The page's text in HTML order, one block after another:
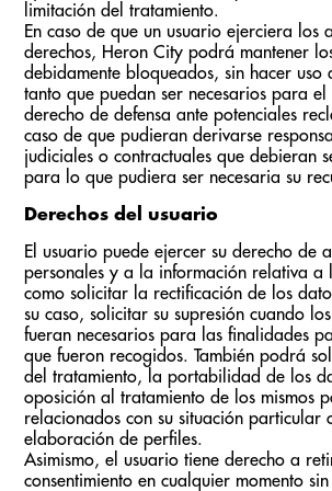
limitación del tratamiento.
En caso de que un usuario ejerciera los
derechos, Heron City podrá mantener
debidamente bloqueados, sin hacer uso
tanto que puedan ser necesarios para el
derecho de defensa ante potenciales
caso de que pudieran derivarse
judiciales o contractuales que debieran
para lo que pudiera ser necesaria su
Derechos del usuario
El usuario puede ejercer su derecho de
personales y a la información relativa a
como solicitar la rectificación de los
su caso, solicitar su supresión cuando
fueran necesarios para las finalidades
que fueron recogidos. También podrá
del tratamiento, la portabilidad de los
oposición al tratamiento de los mismos
relacionados con su situación particular
elaboración de perfiles.
Asimismo, el usuario tiene derecho a
consentimiento en cualquier momento